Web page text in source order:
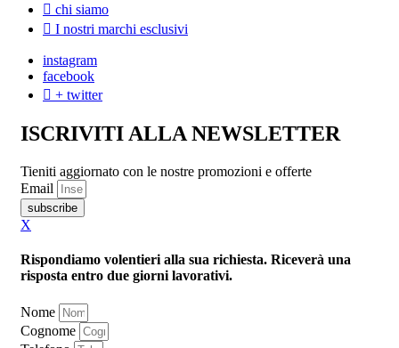
chi siamo
I nostri marchi esclusivi
instagram
facebook
+ twitter
ISCRIVITI ALLA NEWSLETTER
Tieniti aggiornato con le nostre promozioni e offerte
Email
subscribe
X
Rispondiamo volentieri alla sua richiesta. Riceverà una
risposta entro due giorni lavorativi.
Nome
Cognome